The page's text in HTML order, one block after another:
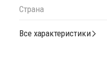
Страна
Все характеристики